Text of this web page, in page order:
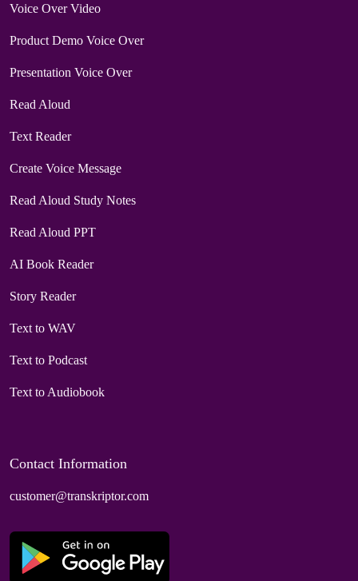
Voice Over Video
Product Demo Voice Over
Presentation Voice Over
Read Aloud
Text Reader
Create Voice Message
Read Aloud Study Notes
Read Aloud PPT
AI Book Reader
Story Reader
Text to WAV
Text to Podcast
Text to Audiobook
Contact Information
customer@transkriptor.com